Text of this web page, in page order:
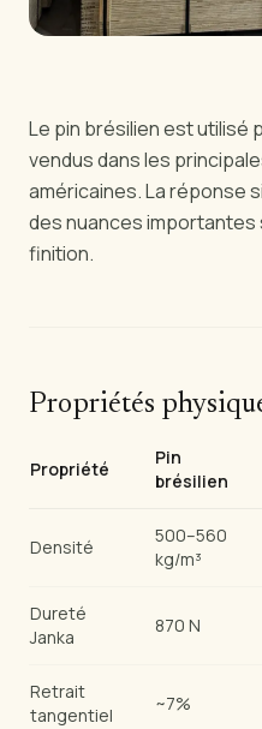
Le pin brésilien est utilisé
vendus dans les
américaines. La réponse
des nuances importantes
finition.
Propriétés
Propriété
Pin
brésilien
Densité
500–560
kg/m³
Dureté
Janka
870 N
Retrait
tangentiel
~7%